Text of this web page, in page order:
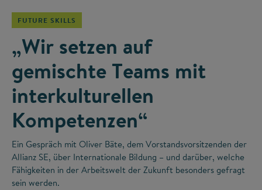
FUTURE SKILLS
„Wir setzen auf
gemischte Teams mit
interkulturellen
Kompetenzen“
Ein Gespräch mit Oliver Bäte, dem Vorstandsvorsitzenden der
Allianz SE, über Internationale Bildung – und darüber, welche
Fähigkeiten in der Arbeitswelt der Zukunft besonders gefragt
sein werden.